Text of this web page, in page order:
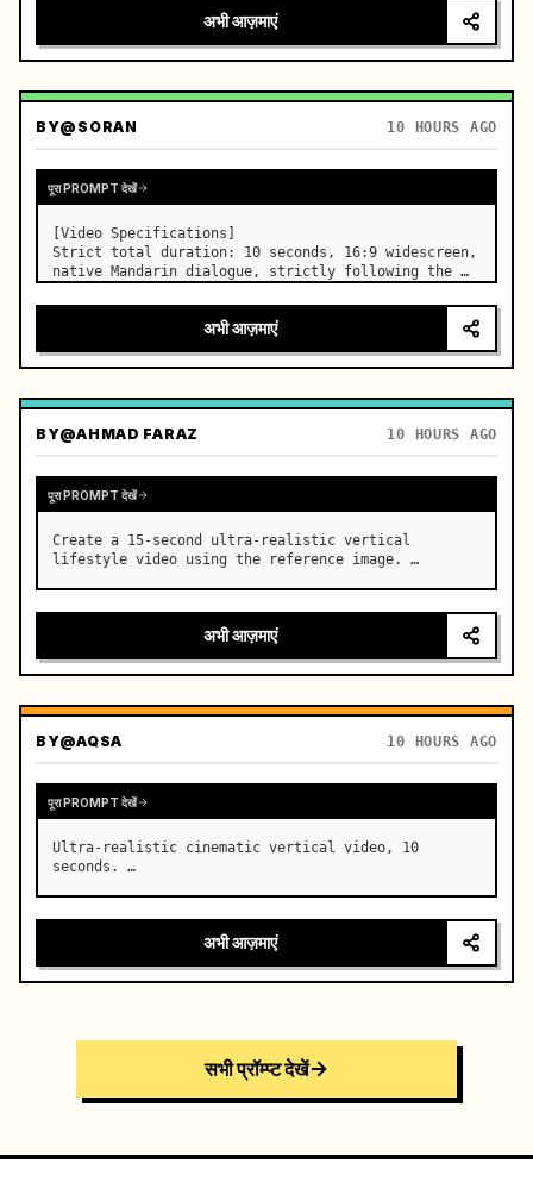
अभी आज़माएं
BY@SORAN 10 HOURS AGO
पूरा PROMPT देखें
[Video Specifications]
Strict total duration: 10 seconds, 16:9 widescreen,
native Mandarin dialogue, strictly following the
[Overall Style]
Cinematic realistic texture, pure ancient Chinese
martial ar…
अभी आज़माएं
BY@AHMAD FARAZ 10 HOURS AGO
पूरा PROMPT देखें
Create a 15-second ultra-realistic vertical
lifestyle video using the reference image. …
अभी आज़माएं
BY@AQSA 10 HOURS AGO
पूरा PROMPT देखें
Ultra-realistic cinematic vertical video, 10
seconds. …
अभी आज़माएं
सभी प्रॉम्प्ट देखें